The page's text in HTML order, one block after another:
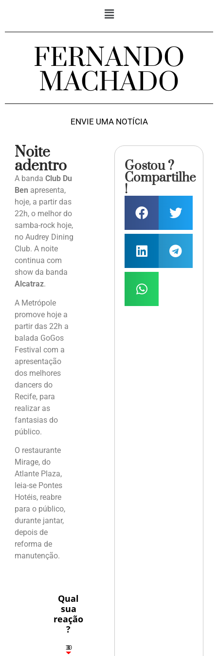
FERNANDO
MACHADO
ENVIE UMA NOTÍCIA
Noite
adentro
A banda Club Du
Ben apresenta,
hoje, a partir das
22h, o melhor do
samba-rock hoje,
no Audrey Dining
Club. A noite
continua com
show da banda
Alcatraz.
A Metrópole
promove hoje a
partir das 22h a
balada GoGos
Festival com a
apresentação
dos melhores
dancers do
Recife, para
realizar as
fantasias do
público.
O restaurante
Mirage, do
Atlante Plaza,
leia-se Pontes
Hotéis, reabre
para o público,
durante jantar,
depois de
reforma de
manutenção.
Qual
sua
reação
?
3
1
1
3
10
Gostou ?
Compartilhe
!